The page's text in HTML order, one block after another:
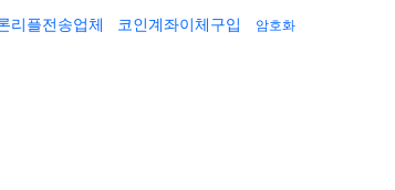
리플전송업체 코인계좌이체구입 암호화